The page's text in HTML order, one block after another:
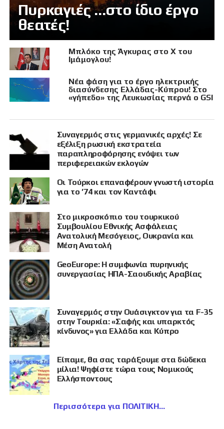
Πυρκαγιές …στο ίδιο έργο
θεατές!
Μπλόκο της Άγκυρας στο X του
Ιμάμογλου!
Νέα φάση για το έργο ηλεκτρικής
διασύνδεσης Ελλάδας-Κύπρου! Στο
«γήπεδο» της Λευκωσίας περνά ο GSI
Συναγερμός στις γερμανικές αρχές! Σε
εξέλιξη ρωσική εκστρατεία
παραπληροφόρησης ενόψει των
περιφερειακών εκλογών
Οι Τούρκοι επαναφέρουν γνωστή ιστορία
για το ’74 και τον Καντάφι
Στο μικροσκόπιο του τουρκικού
Συμβουλίου Εθνικής Ασφάλειας
Ανατολική Μεσόγειος, Ουκρανία και
Μέση Ανατολή
GeoEurope: Η συμφωνία πυρηνικής
συνεργασίας ΗΠΑ-Σαουδικής Αραβίας
Συναγερμός στην Ουάσιγκτον για τα F-35
στην Τουρκία: «Σαφής και υπαρκτός
κίνδυνος» για Ελλάδα και Κύπρο
Είπαμε, θα σας ταράξουμε στα δώδεκα
μίλια! Ψηφίστε τώρα τους Νομικούς
Ελλήσποντους
Περισσότερα για ΠΟΛΙΤΙΚΗ